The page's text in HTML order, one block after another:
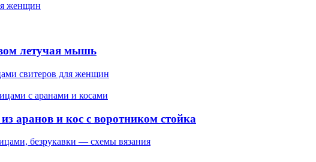
женщин
летучая мышь
свитеров для женщин
аранов и кос с воротником стойка
безрукавки — схемы вязания